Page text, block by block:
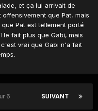
et ça lui arrivait de
que Pat, mais
Pat est tellement porté
fait plus que Gabi, mais
vrai que Gabi n'a fait
SUIVANT
6